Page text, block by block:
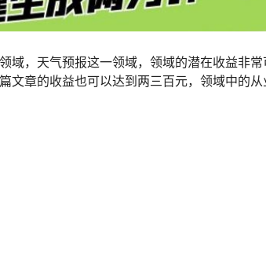
域，天气预报这一领域，领域的潜在收益非
文章的收益也可以达到两三百元，领域中的